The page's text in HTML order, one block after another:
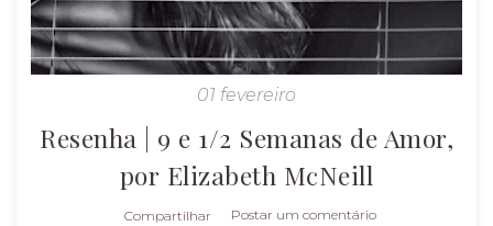
01 fevereiro
Resenha | 9 e 1/2 Semanas de Amor,
por Elizabeth McNeill
Compartilhar Postar um comentário